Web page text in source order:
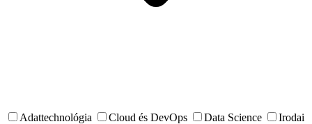
Adattechnológia Cloud és DevOps Data Science
Irodai